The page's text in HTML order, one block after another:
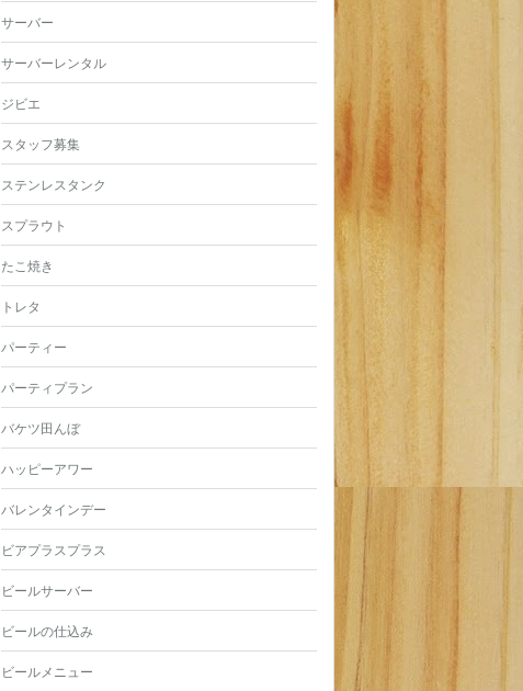
サーバー
サーバーレンタル
ジビエ
スタッフ募集
ステンレスタンク
スプラウト
たこ焼き
トレタ
パーティー
パーティプラン
バケツ田んぼ
ハッピーアワー
バレンタインデー
ビアプラスプラス
ビールサーバー
ビールの仕込み
ビールメニュー